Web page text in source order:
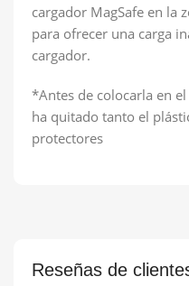
cargador MagSafe en la
para ofrecer una carga
cargador.
*Antes de colocarla en
ha quitado tanto el
protectores
Reseñas de